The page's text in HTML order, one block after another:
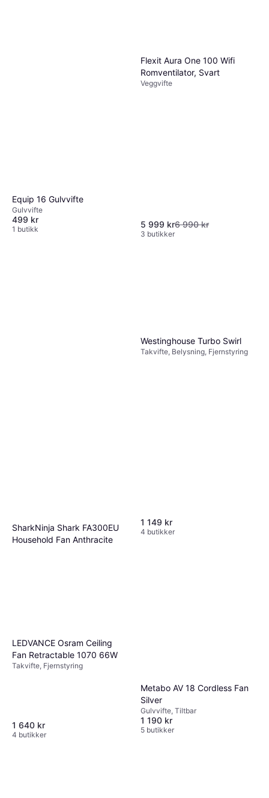
Equip 16 Gulvvifte
Gulvvifte
499 kr
1 butikk
Flexit Aura One 100 Wifi
Romventilator, Svart
Veggvifte
5 999 kr6 990 kr
3 butikker
SharkNinja Shark FA300EU
Household Fan Anthracite
Westinghouse Turbo Swirl
Takvifte, Belysning, Fjernstyring
1 149 kr
4 butikker
LEDVANCE Osram Ceiling
Fan Retractable 1070 66W
Takvifte, Fjernstyring
1 640 kr
4 butikker
Metabo AV 18 Cordless Fan
Silver
Gulvvifte, Tiltbar
1 190 kr
5 butikker